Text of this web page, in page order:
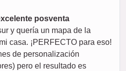
posventa
y quería un mapa de la
casa. ¡PERFECTO para eso!
de personalización
pero el resultado es